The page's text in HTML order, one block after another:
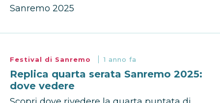
Sanremo 2025
Festival di Sanremo 1 anno fa
Replica quarta serata Sanremo 2025:
dove vedere